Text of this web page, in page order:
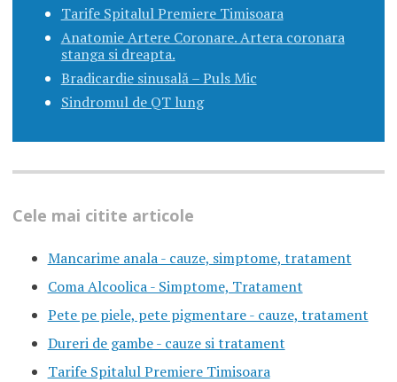
Tarife Spitalul Premiere Timisoara
Anatomie Artere Coronare. Artera coronara
stanga si dreapta.
Bradicardie sinusală – Puls Mic
Sindromul de QT lung
Cele mai citite articole
Mancarime anala - cauze, simptome, tratament
Coma Alcoolica - Simptome, Tratament
Pete pe piele, pete pigmentare - cauze, tratament
Dureri de gambe - cauze si tratament
Tarife Spitalul Premiere Timisoara